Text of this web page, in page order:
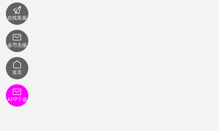

在线客服

金币充值

首页

APP下载